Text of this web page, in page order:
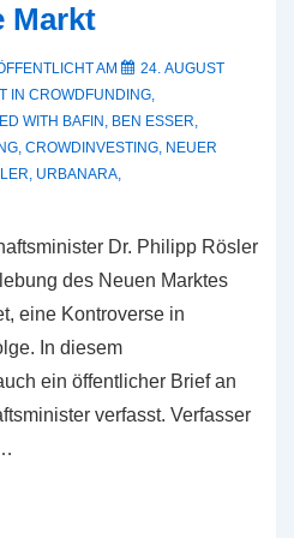
Markt
AM
24. AUGUST
IN CROWDFUNDING,
WITH BAFIN, BEN ESSER,
, CROWDINVESTING, NEUER
, URBANARA,
Dr. Philipp Rösler
des Neuen Marktes
eine Kontroverse in
In diesem
ein öffentlicher Brief an
verfasst. Verfasser